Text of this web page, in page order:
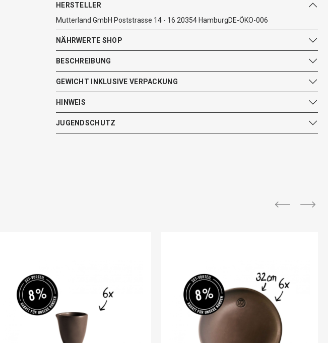
HERSTELLER
Mutterland GmbH Poststrasse 14 - 16 20354 HamburgDE-ÖKO-006
NÄHRWERTE SHOP
BESCHREIBUNG
GEWICHT INKLUSIVE VERPACKUNG
HINWEIS
JUGENDSCHUTZ